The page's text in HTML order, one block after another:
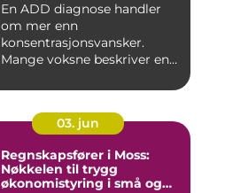
En ADD diagnose handler
om mer enn
konsentrasjonsvansker.
Mange voksne beskriver en
03. jun
Regnskapsfører i Moss:
Nøkkelen til trygg
økonomistyring i små og